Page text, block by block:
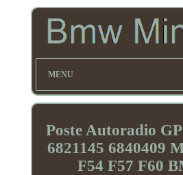
MENU
Poste Autoradio
6821145 6840409
F54 F57 F60